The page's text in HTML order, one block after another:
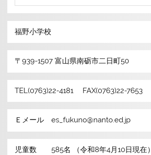
福野小学校
〒939-1507 富山県南砺市二日町50
TEL(0763)22-4181 FAX(0763)22-7653
Ｅメール es_fukuno@nanto.ed.jp
児童数 585名 （令和8年4月10日現在）